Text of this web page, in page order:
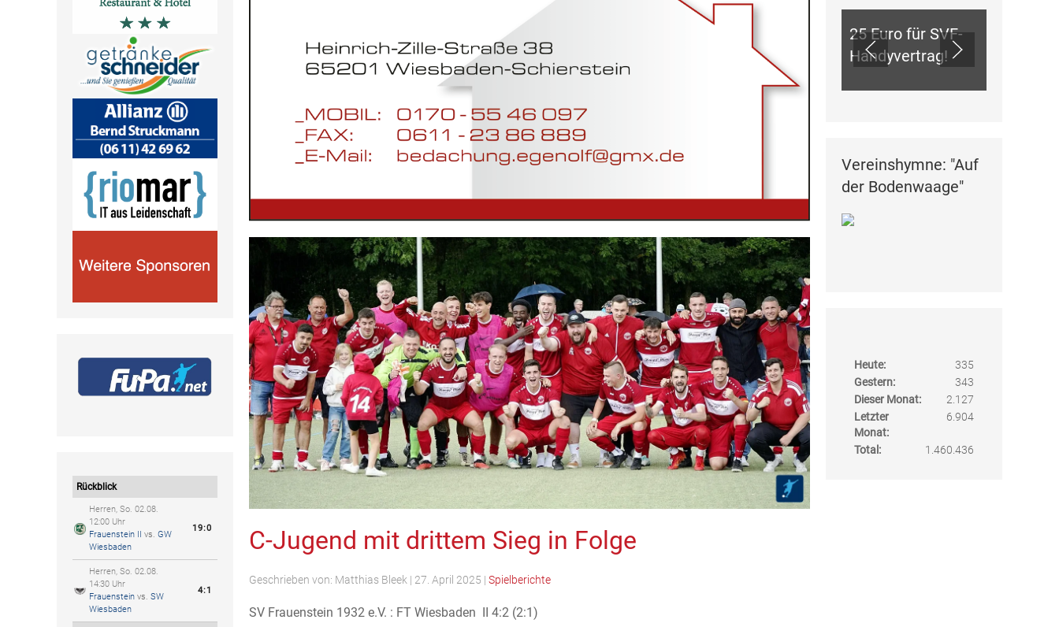
Rückblick
Herren, So. 02.08.
12:00 Uhr
Frauenstein II
vs. GW
Wiesbaden
19:0
Herren, So. 02.08.
14:30 Uhr
Frauenstein vs. SW
Wiesbaden
4:1
C-Jugend mit drittem Sieg in Folge
Geschrieben von: Matthias Bleek | 27. April 2025 | Spielberichte
SV Frauenstein 1932 e.V. : FT Wiesbaden II 4:2 (2:1)
25 Euro für SVF-
Handyvertrag!
Vereinshymne: "Auf
der Bodenwaage"
Heute:
335
Gestern:
343
Dieser Monat:
2.127
Letzter
Monat:
6.904
Total: 1.460.436